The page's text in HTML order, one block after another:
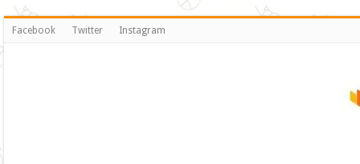
Facebook Twitter Instagram